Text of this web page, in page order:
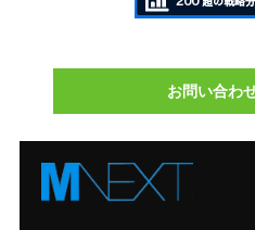
お問い合わ